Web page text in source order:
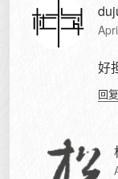
好
回复